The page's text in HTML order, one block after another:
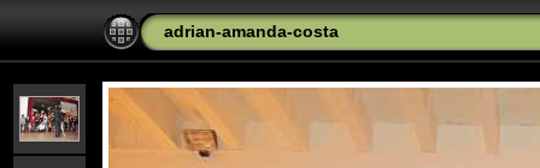
adrian-amanda-costa